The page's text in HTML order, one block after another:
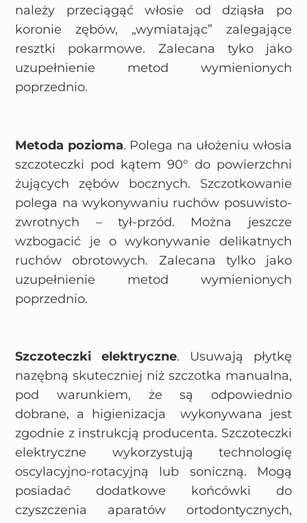
należy przeciągąć włosie od dziąsła po
koronie zębów, „wymiatając” zalegające
resztki pokarmowe. Zalecana tyko jako
uzupełnienie metod wymienionych
poprzednio.
Metoda pozioma. Polega na ułożeniu włosia
szczoteczki pod kątem 90° do powierzchni
żujących zębów bocznych. Szczotkowanie
polega na wykonywaniu ruchów posuwisto-
zwrotnych – tył-przód. Można jeszcze
wzbogacić je o wykonywanie delikatnych
ruchów obrotowych. Zalecana tylko jako
uzupełnienie metod wymienionych
poprzednio.
Szczoteczki elektryczne. Usuwają płytkę
nazębną skuteczniej niż szczotka manualna,
pod warunkiem, że są odpowiednio
dobrane, a higienizacja wykonywana jest
zgodnie z instrukcją producenta. Szczoteczki
elektryczne wykorzystują technologię
oscylacyjno-rotacyjną lub soniczną. Mogą
posiadać dodatkowe końcówki do
czyszczenia aparatów ortodontycznych,